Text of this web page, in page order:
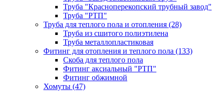
Труба "Красноперекопский трубный завод"
Труба "РТП"
Труба для теплого пола и отопления (28)
Труба из сшитого полиэтилена
Труба металлопластиковая
Фитинг для отопления и теплого пола (133)
Скоба для теплого пола
Фитинг аксиальный "РТП"
Фитинг обжимной
Хомуты (47)